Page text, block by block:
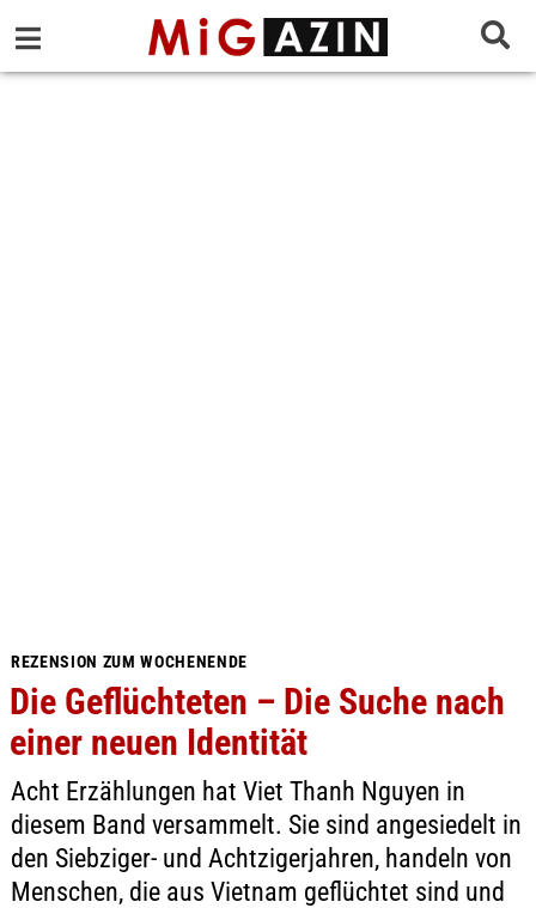
REZENSION ZUM WOCHENENDE
Die Geflüchteten – Die Suche nach
einer neuen Identität
Acht Erzählungen hat Viet Thanh Nguyen in
diesem Band versammelt. Sie sind angesiedelt in
den Siebziger- und Achtzigerjahren, handeln von
Menschen, die aus Vietnam geflüchtet sind und